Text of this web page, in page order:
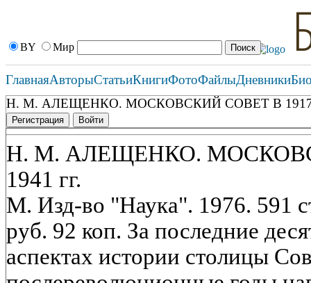
BY Мир
ГлавнаяАвторыСтатьиКнигиФотоФайлыДневники
Н. М. АЛЕЩЕНКО. МОСКОВСКИЙ СОВЕТ В 1917-
Регистрация Войти
Н. М. АЛЕЩЕНКО.
1941 гг.
М. Изд-во "Наука". 1976. 591
руб. 92 коп. За последние
аспектах истории столицы